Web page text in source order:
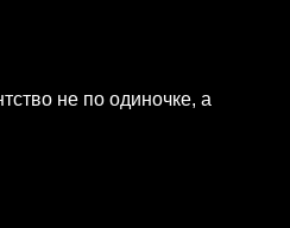
не по одиночке, а